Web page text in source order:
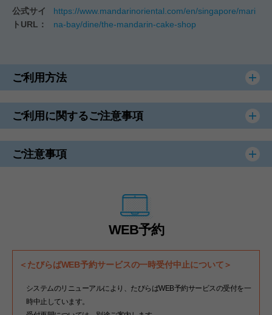
公式サイ
トURL：
https://www.mandarinoriental.com/en/singapore/mari
na-bay/dine/the-mandarin-cake-shop
ご利用方法
ご利用に関するご注意事項
ご注意事項
WEB予約
＜たびらばWEB予約サービスの一時受付中止について＞
システムのリニューアルにより、たびらばWEB予約サービスの受付を一
時中止しています。